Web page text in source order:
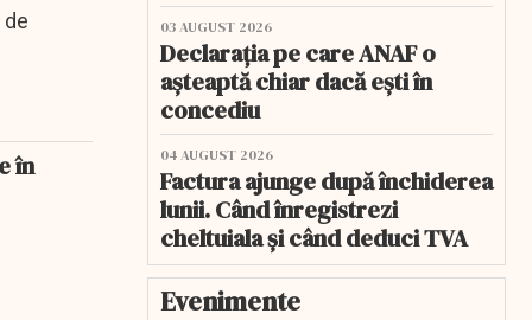
în
03 AUGUST 2026
Declarația pe care ANAF o
așteaptă chiar dacă ești în
concediu
04 AUGUST 2026
Factura ajunge după închiderea
lunii. Când înregistrezi
cheltuiala și când deduci TVA
Evenimente